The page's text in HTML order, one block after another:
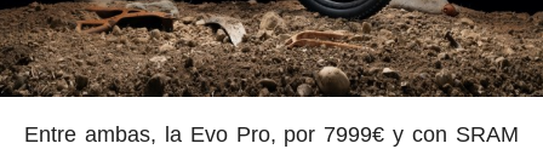
Entre ambas, la Evo Pro, por 7999€ y con SRAM